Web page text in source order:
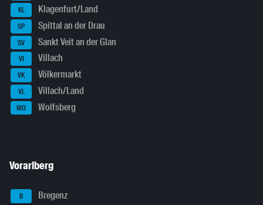
KL Klagenfurt/Land
SP Spittal an der Drau
SV Sankt Veit an der Glan
VI Villach
VK Völkermarkt
VL Villach/Land
WO Wolfsberg
Vorarlberg
B Bregenz